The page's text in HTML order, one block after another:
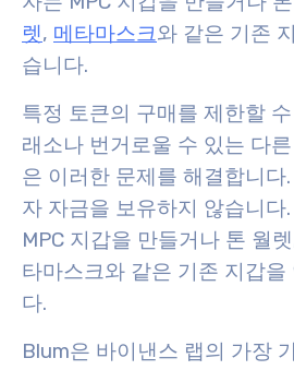
렛, 메타마스크와 같은 기존
습니다.
특정 토큰의 구매를 제한할
래소나 번거로울 수 있는 다
은 이러한 문제를 해결합니다
자 자금을 보유하지 않습니다
MPC 지갑을 만들거나 톤 월
타마스크와 같은 기존 지갑을
다.
Blum은 바이낸스 랩의 가장